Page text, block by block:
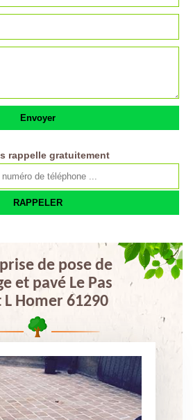
rappelle gratuitement
de pose de
et pavé Le Pas
L Homer 61290